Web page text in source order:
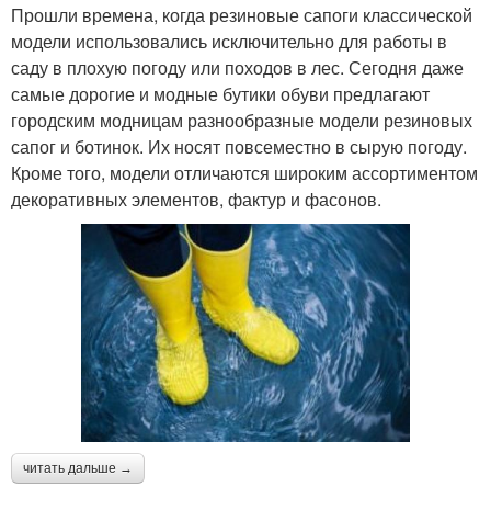
Прошли времена, когда резиновые сапоги классической
модели использовались исключительно для работы в
саду в плохую погоду или походов в лес. Сегодня даже
самые дорогие и модные бутики обуви предлагают
городским модницам разнообразные модели резиновых
сапог и ботинок. Их носят повсеместно в сырую погоду.
Кроме того, модели отличаются широким ассортиментом
декоративных элементов, фактур и фасонов.
читать дальше →